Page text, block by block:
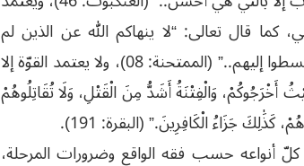
كما قال تعالى: “لا ينهاكم الله عن الذين لم
يقاتلوكم في الدّين ولم يخرجوكم من دياركم أنْ تبرّوهم وتقسطوا إليهم..” (الممتحنة: 08)، ولا يعتمد القوّة إلا
أَخْرَجُوكُمْ، وَالْفِتْنَةُ أَشَدُّ مِنَ الْقَتْلِ، وَلَا تُقَاتِلُوهُمْ
جَزَاءُ الْكَافِرِينَ.” (البقرة: 191).
أنواعه حسب فقه الواقع وضرورات المرحلة،